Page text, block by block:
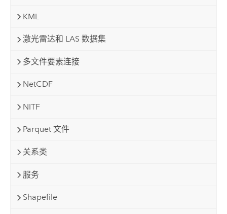
KML
激光雷达和 LAS 数据集
多文件要素连接
NetCDF
NITF
Parquet 文件
关系类
服务
Shapefile